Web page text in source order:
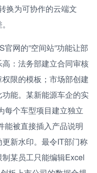
换为可协作的云端文
网的”空间站”功能让部
：法务部建立合同审核
限的模板；市场部创建
能。某新能源车企的实
每个车型项目建立独立
能被直接插入产品说明
新水印。最令IT部门称
某员工只能编辑Excel